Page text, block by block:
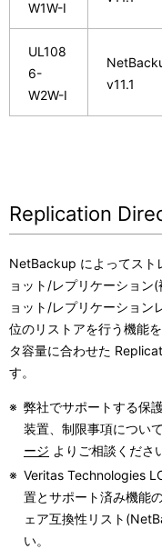
W1W-I
UL108
6-
W2W-I
v11.1
Replication
NetBackup によってスト
ョット/レプリケーション
ョット/レプリケーション
位のリストアを行う機能
タ容量に合わせた
す。
※ 弊社でサポートする保
装置、制限事項につい
ージ よりご相談くださ
※ Veritas Technologies
置とサポート済み機能
ェア互換性リスト
い。